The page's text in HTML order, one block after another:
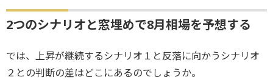
2つのシナリオと窓埋めで8月相場を予想する
では、上昇が継続するシナリオ１と反落に向かうシナリオ
２との判断の差はどこにあるのでしょうか。